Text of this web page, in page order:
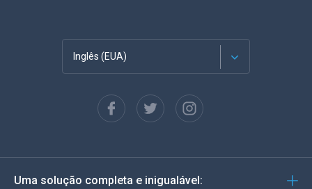
Inglês (EUA)
Espanhol
Alemão
Uma solução completa e inigualável: